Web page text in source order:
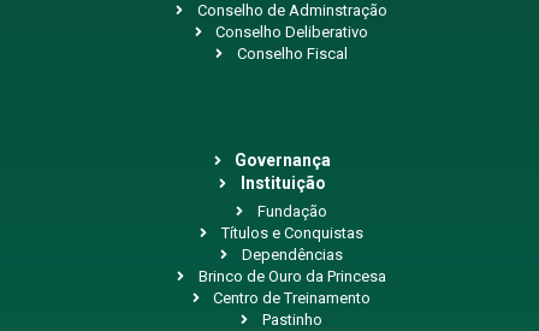
Conselho de Adminstração
Conselho Deliberativo
Conselho Fiscal
Governança
Instituição
Fundação
Títulos e Conquistas
Dependências
Brinco de Ouro da Princesa
Centro de Treinamento
Pastinho